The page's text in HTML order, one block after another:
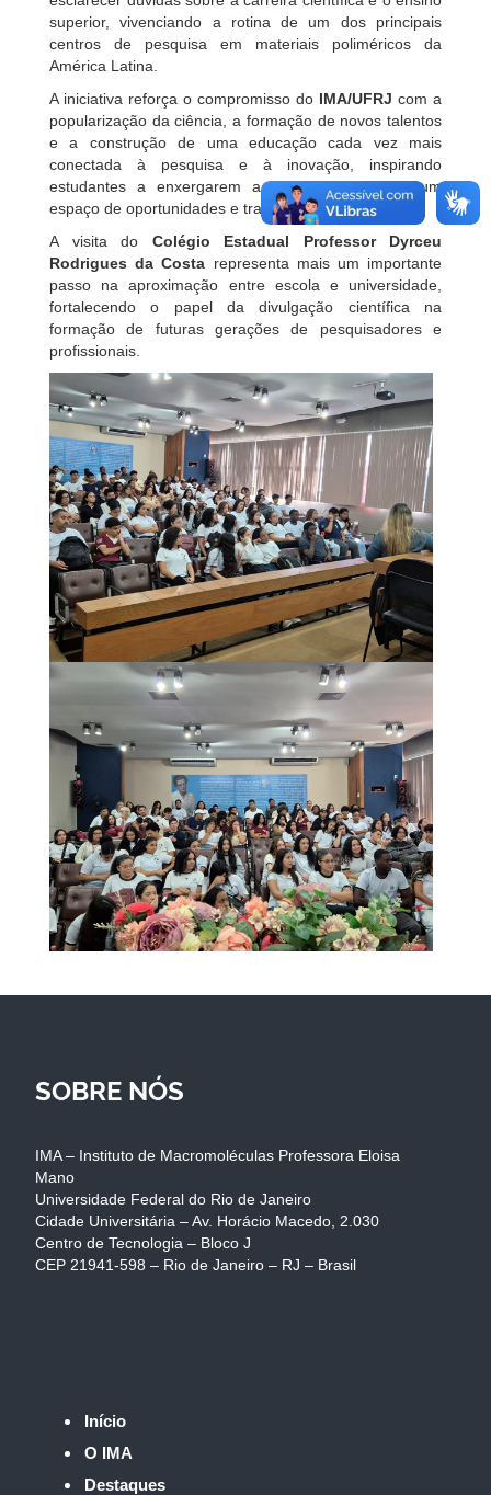
superior, vivenciando a rotina de um dos principais
centros de pesquisa em materiais poliméricos da
América Latina.
A iniciativa reforça o compromisso do IMA/UFRJ com a
popularização da ciência, a formação de novos talentos
e a construção de uma educação cada vez mais
conectada à pesquisa e à inovação, inspirando
estudantes a enxergarem a universidade como um
espaço de oportunidades e transformação.
A visita do Colégio Estadual Professor Dyrceu
Rodrigues da Costa representa mais um importante
passo na aproximação entre escola e universidade,
fortalecendo o papel da divulgação científica na
formação de futuras gerações de pesquisadores e
profissionais.
SOBRE NÓS
IMA – Instituto de Macromoléculas Professora Eloisa
Mano
Universidade Federal do Rio de Janeiro
Cidade Universitária – Av. Horácio Macedo, 2.030
Centro de Tecnologia – Bloco J
CEP 21941-598 – Rio de Janeiro – RJ – Brasil
Início
O IMA
Destaques